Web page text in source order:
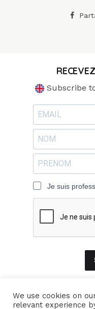
Subscribe
Je suis
We use cookies on
relevant experience